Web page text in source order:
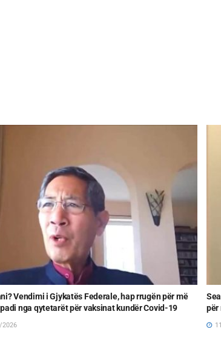
Vendimi i Gjykatës Federale, hap rrugën për më
nga qytetarët për vaksinat kundër Covid-19
2026
për